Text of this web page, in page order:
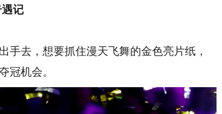
记
去，想要抓住漫天飞舞的金色亮片纸，
冠机会。